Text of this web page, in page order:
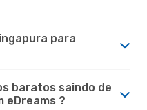
para
baratos saindo de
eDreams ?